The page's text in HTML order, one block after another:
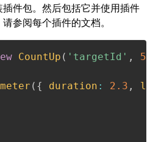
件包。然后包括它并使用插件
参阅每个插件的文档。
CountUp ( 'targetId' ,
( { duration : 2.3 ,